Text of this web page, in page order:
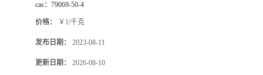
cas： 79069-50-4
价格： ￥1/千克
发布日期： 2023-08-11
更新日期： 2026-08-10